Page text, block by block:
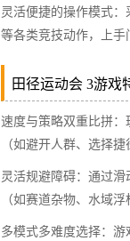
灵活便捷的操作模式
等各类竞技动作，上手
田径运动会 3游戏
速度与策略双重比拼
（如避开人群、选择
灵活规避障碍：通过
（如赛道杂物、水域
多模式多难度选择：游